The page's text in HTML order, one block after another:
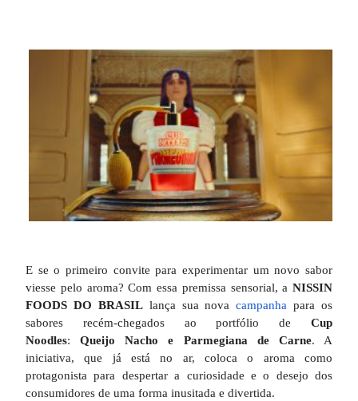
E se o primeiro convite para experimentar um novo sabor
viesse pelo aroma? Com essa premissa sensorial, a NISSIN
FOODS DO BRASILlança sua novacampanha para os
sabores recém-chegados ao portfólio de Cup
Noodles:Queijo Nacho e Parmegiana de Carne. A
iniciativa, que já está no ar, coloca o aroma como
protagonista para despertar a curiosidade e o desejo dos
consumidores de uma forma inusitada e divertida.